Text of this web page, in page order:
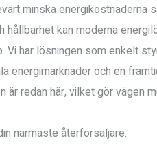
minska energikostnaderna
kan moderna
har lösningen som enkelt
energimarknader och en
redan här, vilket gör vägen
närmaste återförsäljare.